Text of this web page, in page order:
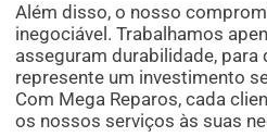
Além disso, o nosso
inegociável. Trabalhamos
asseguram durabilidade, para
represente um investimento
Com Mega Reparos, cada
os nossos serviços às suas